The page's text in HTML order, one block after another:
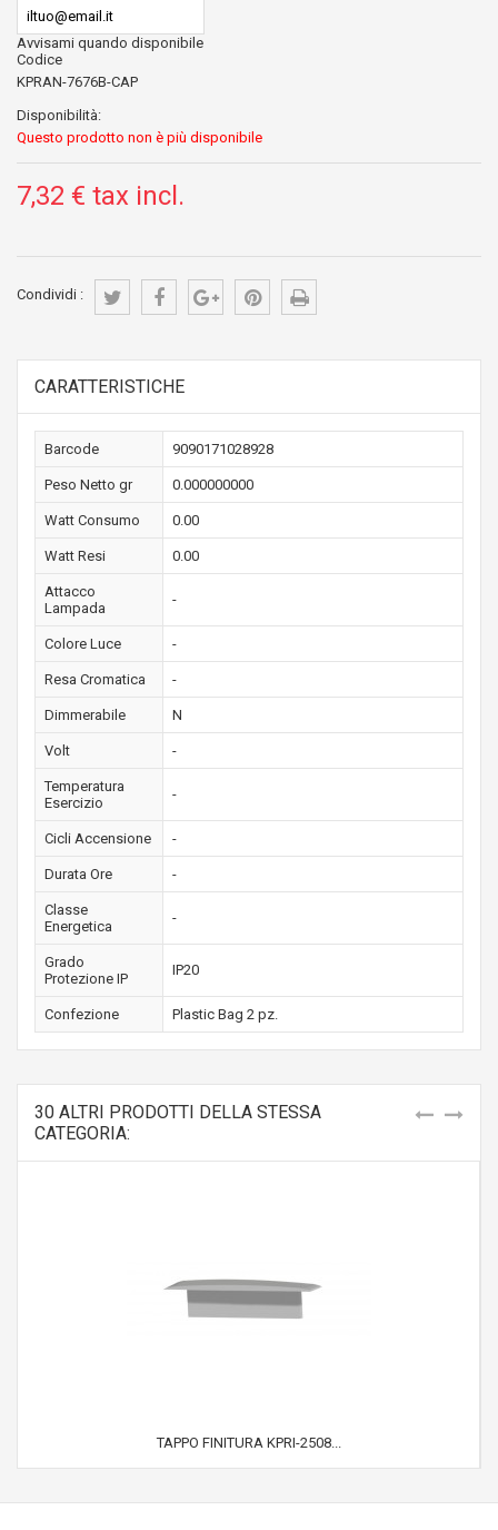
Avvisami quando disponibile
Codice
KPRAN-7676B-CAP
Disponibilità:
Questo prodotto non è più disponibile
7,32 € tax incl.
Condividi :
CARATTERISTICHE
Barcode 9090171028928
Peso Netto gr 0.000000000
Watt Consumo 0.00
Watt Resi 0.00
Attacco
Lampada
-
Colore Luce -
Resa Cromatica -
Dimmerabile N
Volt -
Temperatura
Esercizio
-
Cicli Accensione -
Durata Ore -
Classe
Energetica
-
Grado
Protezione IP
IP20
Confezione Plastic Bag 2 pz.
30 ALTRI PRODOTTI DELLA STESSA
CATEGORIA:
TAPPO FINITURA KPRI-2508...